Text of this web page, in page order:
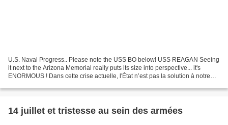
U.S. Naval Progress.. Please note the USS BO below! USS REAGAN Seeing
it next to the Arizona Memorial really puts its size into perspective... it's
ENORMOUS ! Dans cette crise actuelle, l'État n’est pas la solution à notre
14 juillet et tristesse au sein des armées